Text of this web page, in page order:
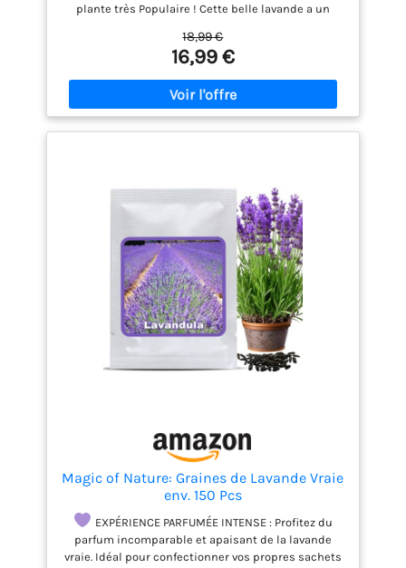
plante très Populaire ! Cette belle lavande a un
d'abeilles, de bourdons et de papillons. Ainsi, vous
insufflerez plus de vie au jardin avec cette plante
méditerranéenne violete ! RUSTISQUE : cet arbuste
résiste bien aux conditions hivernales et vous
pouvez le laisser dehors sans crainte ! LAVANDE : en
plus de joliment décorer le jardin, la lavande y
LIVRAISON : Cette plante a une hauteur d'environ 10-
15 cm. Notre emballage spécial protège le palmier
lorsqu'il est en livraison chez vous !
18,99 €
16,99 €
Magic of Nature: Graines de Lavande Vraie
env. 150 Pcs
EXPÉRIENCE PARFUMÉE INTENSE : Profitez du
parfum incomparable et apaisant de la lavande
vraie. Idéal pour confectionner vos propres sachets